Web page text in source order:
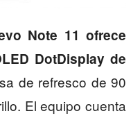
Note 11 ofrece
DotDisplay de
de refresco de 90
El equipo cuenta